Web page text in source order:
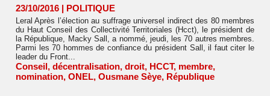
23/10/2016 | POLITIQUE
Leral Après l’élection au suffrage universel indirect des 80 membres
du Haut Conseil des Collectivité Territoriales (Hcct), le président de
la République, Macky Sall, a nommé, jeudi, les 70 autres membres.
Parmi les 70 hommes de confiance du président Sall, il faut citer le
leader du Front...
Conseil, décentralisation, droit, HCCT, membre,
nomination, ONEL, Ousmane Sèye, République